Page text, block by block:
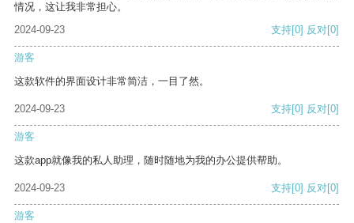
情况，这让我非常担心。
2024-09-23
支持[0] 反对[0]
游客
这款软件的界面设计非常简洁，一目了然。
2024-09-23 支持[0] 反对[0]
游客
这款app就像我的私人助理，随时随地为我的办公提供帮助。
2024-09-23 支持[0] 反对[0]
游客